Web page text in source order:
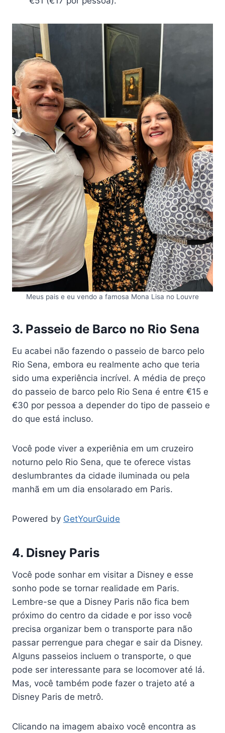
Meus pais e eu vendo a famosa Mona Lisa no Louvre
3. Passeio de Barco no Rio Sena
Eu acabei não fazendo o passeio de barco pelo
Rio Sena, embora eu realmente acho que teria
sido uma experiência incrível. A média de preço
do passeio de barco pelo Rio Sena é entre €15 e
€30 por pessoa a depender do tipo de passeio e
do que está incluso.
Você pode viver a experiênia em um cruzeiro
noturno pelo Rio Sena, que te oferece vistas
deslumbrantes da cidade iluminada ou pela
manhã em um dia ensolarado em Paris.
Powered by GetYourGuide
4. Disney Paris
Você pode sonhar em visitar a Disney e esse
sonho pode se tornar realidade em Paris.
Lembre-se que a Disney Paris não fica bem
próximo do centro da cidade e por isso você
precisa organizar bem o transporte para não
passar perrengue para chegar e sair da Disney.
Alguns passeios incluem o transporte, o que
pode ser interessante para se locomover até lá.
Mas, você também pode fazer o trajeto até a
Disney Paris de metrô.
Clicando na imagem abaixo você encontra as